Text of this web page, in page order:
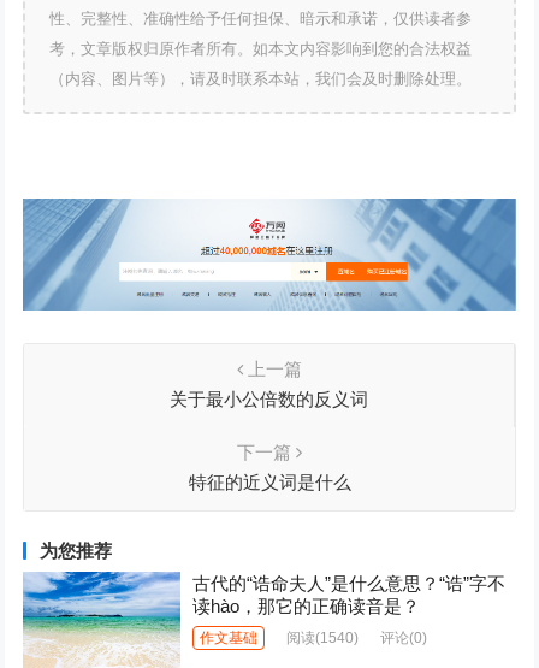
性、完整性、准确性给予任何担保、暗示和承诺，仅供读者参
考，文章版权归原作者所有。如本文内容影响到您的合法权益
（内容、图片等），请及时联系本站，我们会及时删除处理。
上一篇
关于最小公倍数的反义词
下一篇
特征的近义词是什么
为您推荐
古代的“诰命夫人”是什么意思？“诰”字不
读hào，那它的正确读音是？
作文基础 阅读(1540) 评论(0)